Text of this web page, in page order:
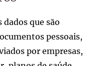
dados que são
pessoais,
por empresas,